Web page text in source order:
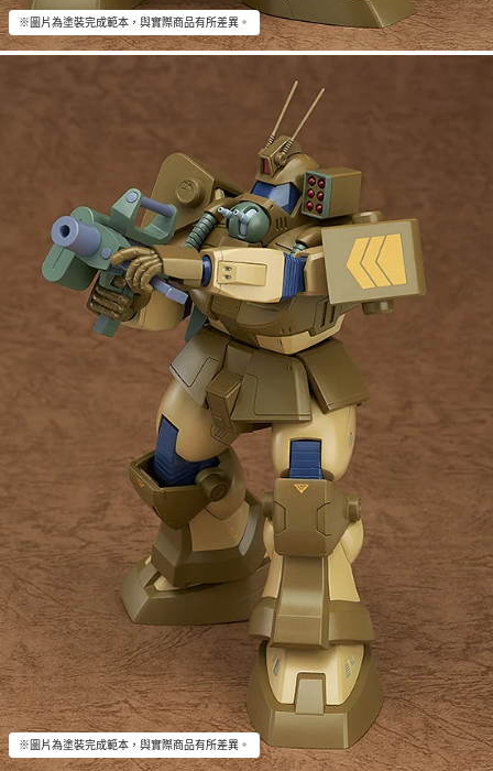
※圖片為塗裝完成範本，與實際商品有所差異。
※圖片為塗裝完成範本，與實際商品有所差異。